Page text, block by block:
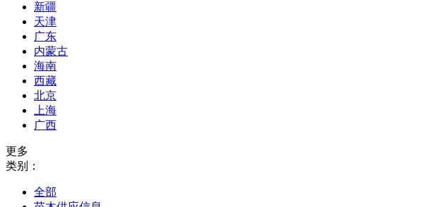
新疆
天津
广东
内蒙古
海南
西藏
北京
上海
广西
更多
类别：
全部